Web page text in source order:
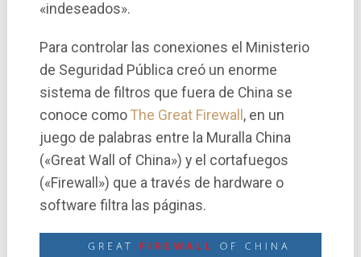
«indeseados».
Para controlar las conexiones el Ministerio
de Seguridad Pública creó un enorme
sistema de filtros que fuera de China se
conoce como The Great Firewall , en un
juego de palabras entre la Muralla China
(«Great Wall of China») y el cortafuegos
(«Firewall») que a través de hardware o
software filtra las páginas.